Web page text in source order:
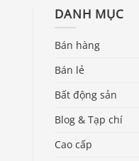
DANH MỤC
Bán hàng
Bán lẻ
Bất động sản
Blog & Tạp chí
Cao cấp